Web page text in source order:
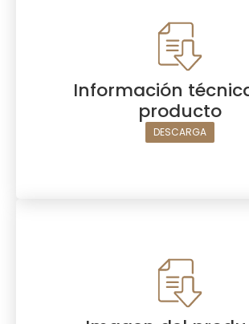
Información
producto
DESCARGA